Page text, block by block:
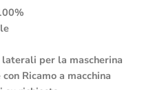
per la mascherina
Ricamo a macchina